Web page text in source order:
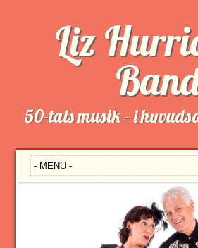
Liz
50-tals musik – i